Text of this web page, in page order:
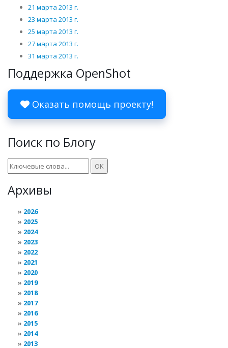
21 марта 2013 г.
23 марта 2013 г.
25 марта 2013 г.
27 марта 2013 г.
31 марта 2013 г.
Поддержка OpenShot
Оказать помощь проекту!
Поиск по Блогу
Архивы
2026
2025
2024
2023
2022
2021
2020
2019
2018
2017
2016
2015
2014
2013